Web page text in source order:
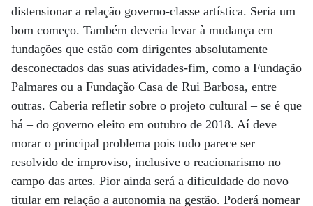
distensionar a relação governo-classe artística. Seria um
bom começo. Também deveria levar à mudança em
fundações que estão com dirigentes absolutamente
desconectados das suas atividades-fim, como a Fundação
Palmares ou a Fundação Casa de Rui Barbosa, entre
outras. Caberia refletir sobre o projeto cultural – se é que
há – do governo eleito em outubro de 2018. Aí deve
morar o principal problema pois tudo parece ser
resolvido de improviso, inclusive o reacionarismo no
campo das artes. Pior ainda será a dificuldade do novo
titular em relação a autonomia na gestão. Poderá nomear